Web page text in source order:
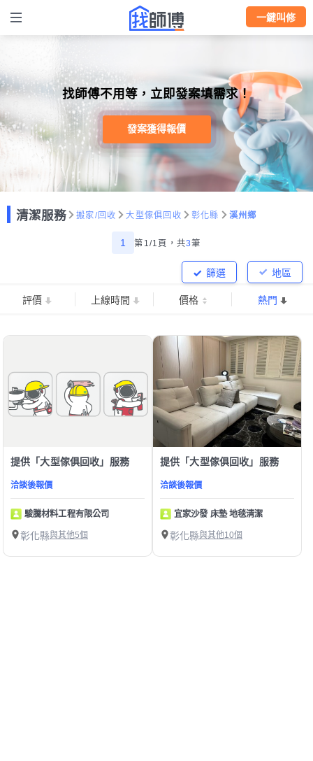
一鍵叫修
找師傅不用等，立即發案填需求！
發案獲得報價
清潔服務 搬家/回收 大型傢俱回收 彰化縣 溪州鄉
1 第1/1頁， 共3筆
地區
篩選
評價 上線時間 價格 熱門
提供「大型傢俱回收」服務
洽談後報價
駿騰材料工程有限公司
彰化縣與其他5個
提供「大型傢俱回收」服務
洽談後報價
宜家沙發 床墊 地毯清潔
彰化縣與其他10個